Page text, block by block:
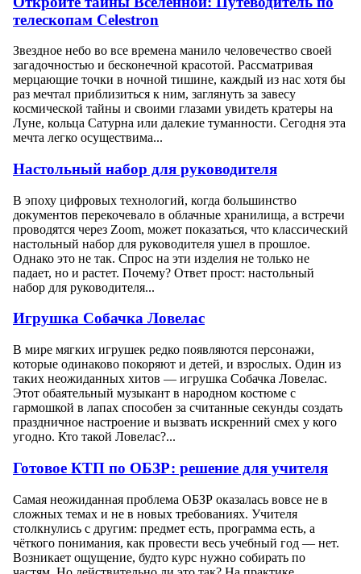
телескопам Celestron
Звездное небо во все времена манило человечество своей
загадочностью и бесконечной красотой. Рассматривая
мерцающие точки в ночной тишине, каждый из нас хотя бы
раз мечтал приблизиться к ним, заглянуть за завесу
космической тайны и своими глазами увидеть кратеры на
Луне, кольца Сатурна или далекие туманности. Сегодня эта
мечта легко осуществима...
Настольный набор для руководителя
В эпоху цифровых технологий, когда большинство
документов перекочевало в облачные хранилища, а встречи
проводятся через Zoom, может показаться, что классический
настольный набор для руководителя ушел в прошлое.
Однако это не так. Спрос на эти изделия не только не
падает, но и растет. Почему? Ответ прост: настольный
набор для руководителя...
Игрушка Собачка Ловелас
В мире мягких игрушек редко появляются персонажи,
которые одинаково покоряют и детей, и взрослых. Один из
таких неожиданных хитов — игрушка Собачка Ловелас.
Этот обаятельный музыкант в народном костюме с
гармошкой в лапах способен за считанные секунды создать
праздничное настроение и вызвать искренний смех у кого
угодно. Кто такой Ловелас?...
Готовое КТП по ОБЗР: решение для учителя
Самая неожиданная проблема ОБЗР оказалась вовсе не в
сложных темах и не в новых требованиях. Учителя
столкнулись с другим: предмет есть, программа есть, а
чёткого понимания, как провести весь учебный год — нет.
Возникает ощущение, будто курс нужно собирать по